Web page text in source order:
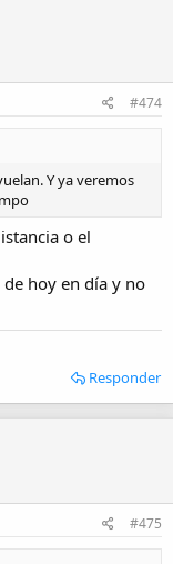
#474
Y ya veremos
o el
hoy en día y no
Responder
#475